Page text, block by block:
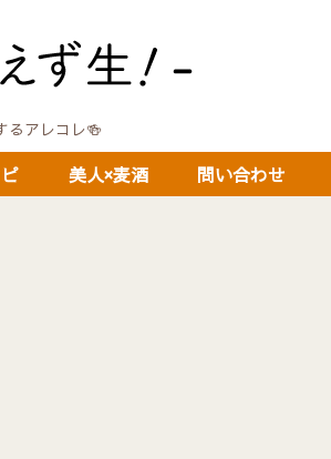
アレコレ🍻
美人×麦酒 問い合わせ